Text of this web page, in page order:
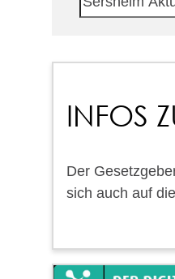
INFOS
Der
sich auch auf